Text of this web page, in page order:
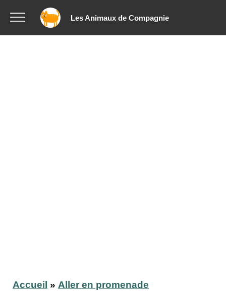
Les Animaux de Compagnie
Accueil » Aller en promenade